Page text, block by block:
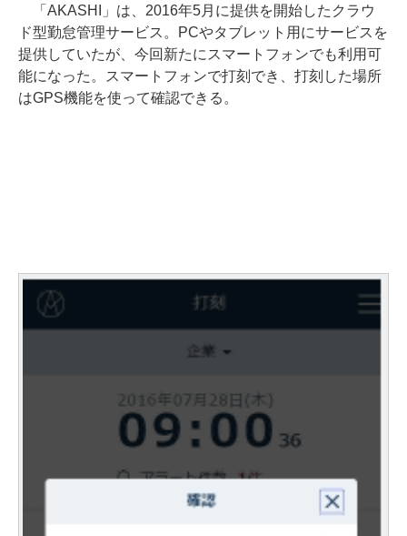
「AKASHI」は、2016年5月に提供を開始したクラウ
ド型勤怠管理サービス。PCやタブレット用にサービスを
提供していたが、今回新たにスマートフォンでも利用可
能になった。スマートフォンで打刻でき、打刻した場所
はGPS機能を使って確認できる。